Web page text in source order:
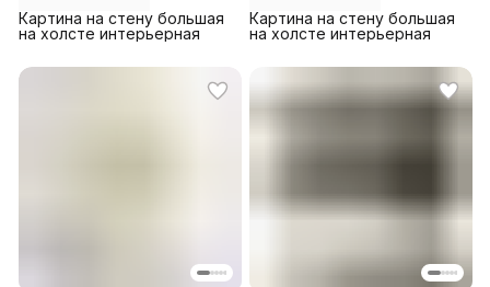
Картина на стену большая
на холсте интерьерная
Картина на стену большая
на холсте интерьерная